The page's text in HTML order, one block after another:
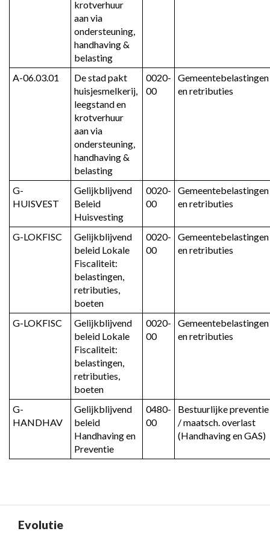
krotverhuur
aan via
ondersteuning,
handhaving &
belasting
A-06.03.01
De stad pakt
huisjesmelkerij,
leegstand en
krotverhuur
aan via
ondersteuning,
handhaving &
belasting
0020-
00
Gemeentebelastingen
en retributies
G-
HUISVEST
Gelijkblijvend
Beleid
Huisvesting
0020-
00
Gemeentebelastingen
en retributies
G-LOKFISC
Gelijkblijvend
beleid Lokale
Fiscaliteit:
belastingen,
retributies,
boeten
0020-
00
Gemeentebelastingen
en retributies
G-LOKFISC
Gelijkblijvend
beleid Lokale
Fiscaliteit:
belastingen,
retributies,
boeten
0020-
00
Gemeentebelastingen
en retributies
G-
HANDHAV
Gelijkblijvend
beleid
Handhaving en
Preventie
0480-
00
Bestuurlijke preventie
/ maatsch. overlast
(Handhaving en GAS)
Evolutie